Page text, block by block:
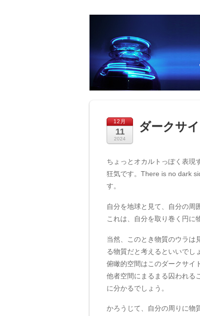
12月
11
2024
ダークサ
ちょっとオカルトっぽく表現
狂気です。There is no dark
す。
自分を地球と見て、自分の周
これは、自分を取り巻く円に
当然、このとき物質のウラは
る物質だと考えるといいでし
俯瞰的空間はこのダークサイ
他者空間にまるまる囚われる
に分かるでしょう。
かろうじて、自分の周りに物